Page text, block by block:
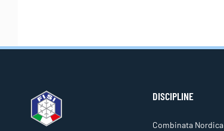
DISCIPLINE
Combinata Nordica